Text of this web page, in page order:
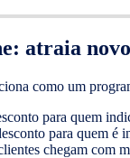
atraia
como um
para quem
para quem é
chegam com